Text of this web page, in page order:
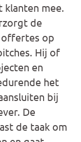
klanten mee.
de
offertes op
Hij of
en
het
bij
De
de taak om